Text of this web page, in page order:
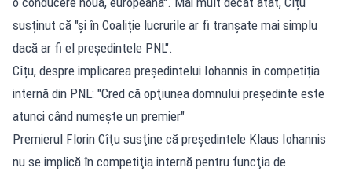
susținut că "și în Coaliție lucrurile ar fi tranșate mai simplu
dacă ar fi el președintele PNL".
Cîțu, despre implicarea președintelui Iohannis în competiția
internă din PNL: "Cred că opţiunea domnului preşedinte este
atunci când numeşte un premier"
Premierul Florin Cîţu susţine că preşedintele Klaus Iohannis
nu se implică în competiţia internă pentru funcţia de